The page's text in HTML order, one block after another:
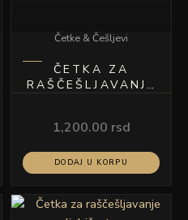
Četke & Češljevi
ČETKA ZA
RAŠČEŠLJAVANJE
1,200.00 rsd
DODAJ U KORPU